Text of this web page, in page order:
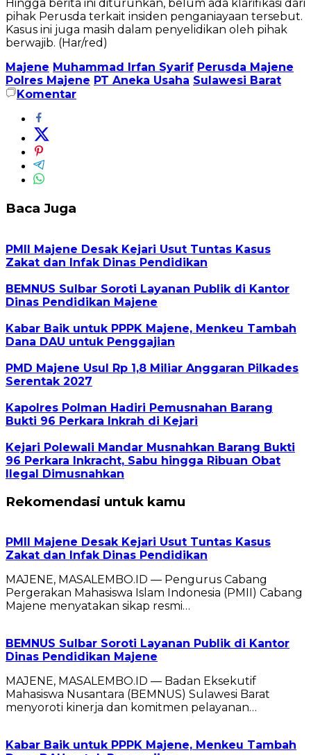
Hingga berita ini diturunkan, belum ada klarifikasi dari
pihak Perusda terkait insiden penganiayaan tersebut.
Kasus ini juga masih dalam penyelidikan oleh pihak
berwajib. (Har/red)
Majene Muhammad Irfan Syarif Perusda Majene
Polres Majene PT Aneka Usaha Sulawesi Barat
Komentar
Baca Juga
PMII Majene Desak Kejari Usut Tuntas Kasus
Zakat dan Infak Dinas Pendidikan
BEMNUS Sulbar Soroti Layanan Publik di Kantor
Dinas Pendidikan Majene
Kabar Baik untuk PPPK Majene, Menkeu Tambah
Dana DAU untuk Penggajian
PMD Majene Usul Rp 1,8 Miliar Anggaran Pilkades
Serentak 2027
Kapolres Polman Hadiri Pemusnahan Barang
Bukti 96 Perkara Inkrah di Kejari
Kejari Polewali Mandar Musnahkan Barang Bukti
96 Perkara Inkracht, Sabu hingga Ribuan Obat
Ilegal Dimusnahkan
Rekomendasi untuk kamu
PMII Majene Desak Kejari Usut Tuntas Kasus
Zakat dan Infak Dinas Pendidikan
MAJENE, MASALEMBO.ID — Pengurus Cabang
Pergerakan Mahasiswa Islam Indonesia (PMII) Cabang
Majene menyatakan sikap resmi…
BEMNUS Sulbar Soroti Layanan Publik di Kantor
Dinas Pendidikan Majene
MAJENE, MASALEMBO.ID — Badan Eksekutif
Mahasiswa Nusantara (BEMNUS) Sulawesi Barat
menyoroti kinerja dan komitmen pelayanan…
Kabar Baik untuk PPPK Majene, Menkeu Tambah